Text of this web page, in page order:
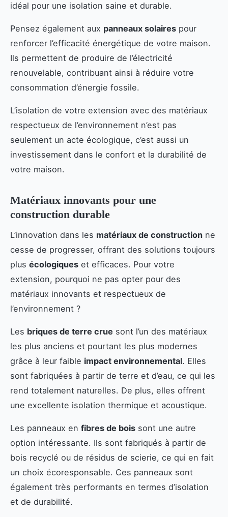
idéal pour une isolation saine et durable.
Pensez également aux panneaux solaires pour
renforcer l’efficacité énergétique de votre maison.
Ils permettent de produire de l’électricité
renouvelable, contribuant ainsi à réduire votre
consommation d’énergie fossile.
L’isolation de votre extension avec des matériaux
respectueux de l’environnement n’est pas
seulement un acte écologique, c’est aussi un
investissement dans le confort et la durabilité de
votre maison.
Matériaux innovants pour une
construction durable
L’innovation dans les matériaux de construction ne
cesse de progresser, offrant des solutions toujours
plus écologiques et efficaces. Pour votre
extension, pourquoi ne pas opter pour des
matériaux innovants et respectueux de
l’environnement ?
Les briques de terre crue sont l’un des matériaux
les plus anciens et pourtant les plus modernes
grâce à leur faible impact environnemental. Elles
sont fabriquées à partir de terre et d’eau, ce qui les
rend totalement naturelles. De plus, elles offrent
une excellente isolation thermique et acoustique.
Les panneaux en fibres de bois sont une autre
option intéressante. Ils sont fabriqués à partir de
bois recyclé ou de résidus de scierie, ce qui en fait
un choix écoresponsable. Ces panneaux sont
également très performants en termes d’isolation
et de durabilité.